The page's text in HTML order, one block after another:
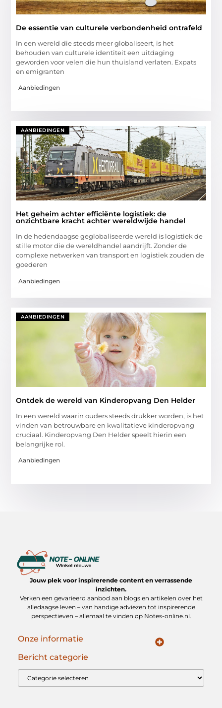
De essentie van culturele verbondenheid ontrafeld
In een wereld die steeds meer globaliseert, is het
behouden van culturele identiteit een uitdaging
geworden voor velen die hun thuisland verlaten. Expats
en emigranten
Aanbiedingen
AANBIEDINGEN
Het geheim achter efficiënte logistiek: de
onzichtbare kracht achter wereldwijde handel
In de hedendaagse geglobaliseerde wereld is logistiek de
stille motor die de wereldhandel aandrijft. Zonder de
complexe netwerken van transport en logistiek zouden de
goederen
Aanbiedingen
AANBIEDINGEN
Ontdek de wereld van Kinderopvang Den Helder
In een wereld waarin ouders steeds drukker worden, is het
vinden van betrouwbare en kwalitatieve kinderopvang
cruciaal. Kinderopvang Den Helder speelt hierin een
belangrijke rol.
Aanbiedingen
Jouw plek voor inspirerende content en verrassende
inzichten.
Verken een gevarieerd aanbod aan blogs en artikelen over het
alledaagse leven – van handige adviezen tot inspirerende
perspectieven – allemaal te vinden op Notes-online.nl.
Onze informatie
Bericht categorie